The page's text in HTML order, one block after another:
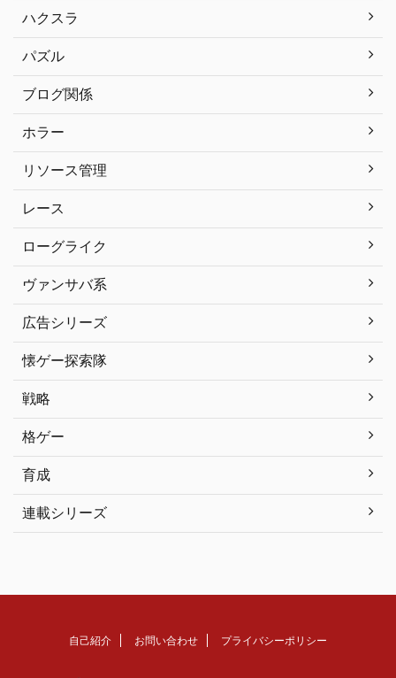
ハクスラ
パズル
ブログ関係
ホラー
リソース管理
レース
ローグライク
ヴァンサバ系
広告シリーズ
懐ゲー探索隊
戦略
格ゲー
育成
連載シリーズ
自己紹介 お問い合わせ プライバシーポリシー